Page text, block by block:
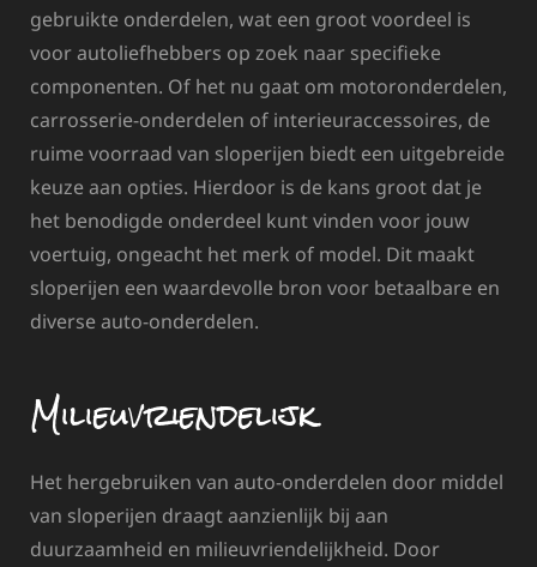
gebruikte onderdelen, wat een groot voordeel is
voor autoliefhebbers op zoek naar specifieke
componenten. Of het nu gaat om motoronderdelen,
carrosserie-onderdelen of interieuraccessoires, de
ruime voorraad van sloperijen biedt een uitgebreide
keuze aan opties. Hierdoor is de kans groot dat je
het benodigde onderdeel kunt vinden voor jouw
voertuig, ongeacht het merk of model. Dit maakt
sloperijen een waardevolle bron voor betaalbare en
diverse auto-onderdelen.
Milieuvriendelijk
Het hergebruiken van auto-onderdelen door middel
van sloperijen draagt aanzienlijk bij aan
duurzaamheid en milieuvriendelijkheid. Door